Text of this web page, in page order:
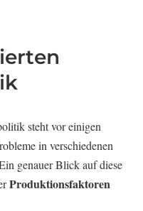
steht vor einigen
in verschiedenen
genauer Blick auf diese
Produktionsfaktoren